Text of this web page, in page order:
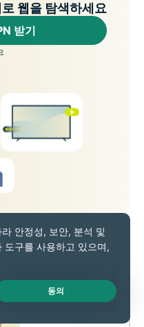
웹을 탐색하세요
받기
Live Chat